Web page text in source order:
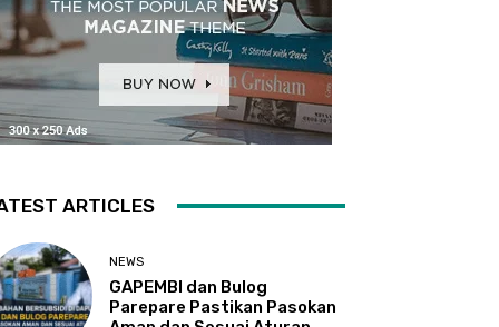
ARTICLES
NEWS
GAPEMBI dan Bulog
Parepare Pastikan Pasokan